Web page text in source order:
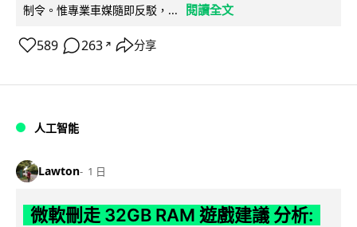
制令。惟專業車媒隨即反駁，...
閱讀全文
589 263 ↗ 分享
人工智能
Lawton 1 日
微軟刪走 32GB RAM 遊戲建議 分析: